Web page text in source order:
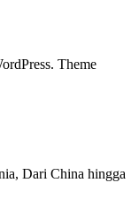
Theme
Dari China hingga